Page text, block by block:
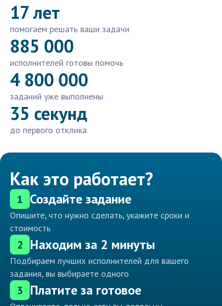
17 лет
помогаем решать ваши задачи
885 000
исполнителей готовы помочь
4 800 000
заданий уже выполнены
35 секунд
до первого отклика
Как это работает?
1 Создайте задание
Опишите, что нужно сделать, укажите сроки и
стоимость
2 Находим за 2 минуты
Подбираем лучших исполнителей для вашего
задания, вы выбираете одного
3 Платите за готовое